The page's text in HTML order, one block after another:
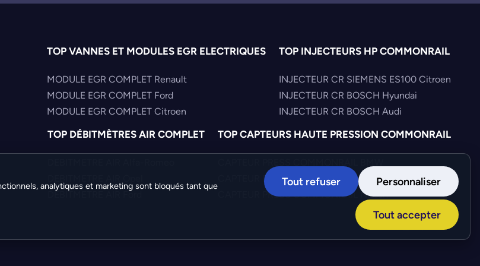
TOP VANNES ET MODULES EGR ELECTRIQUES
MODULE EGR COMPLET Renault
MODULE EGR COMPLET Ford
MODULE EGR COMPLET Citroen
TOP INJECTEURS HP COMMONRAIL
INJECTEUR CR SIEMENS ES100 Citroen
INJECTEUR CR BOSCH Hyundai
INJECTEUR CR BOSCH Audi
TOP DÉBITMÈTRES AIR COMPLET
DEBITMETRE AIR Ford
TOP CAPTEURS HAUTE PRESSION COMMONRAIL
CAPTEUR PRESS COMMONRAIL Alfa-Romeo
CAPTEUR PRESS COMMONRAIL Nissan
Création :
analytiques et marketing sont bloqués tant que
Tout refuser Personnaliser
Tout accepter